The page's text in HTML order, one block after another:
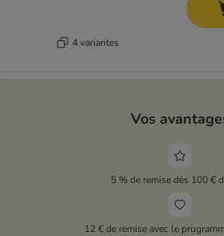
4 variantes
Vos
5 % de remise dès 100 €
12 € de remise avec le